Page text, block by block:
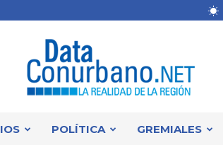
POLÍTICA GREMIALES